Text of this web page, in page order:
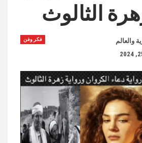
الثالوث
فكر وفن
والعالم